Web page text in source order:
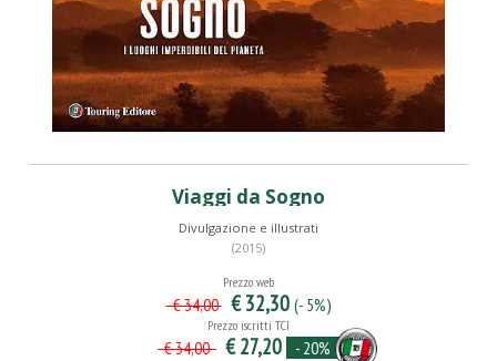
Viaggi da Sogno
Divulgazione e illustrati
(2015)
Prezzo web
€ 34,00 € 32,30 (- 5%)
Prezzo iscritti TCI
€ 34,00 € 27,20 - 20%